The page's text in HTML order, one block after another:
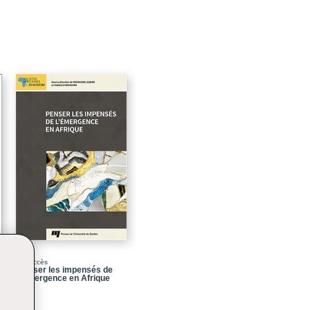
31
121
165
Libre accès
Penser les impensés de
l'émergence en Afrique